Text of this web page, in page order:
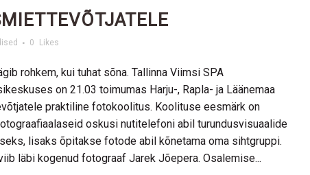
0 Likes
rohkem, kui tuhat sõna. Tallinna Viimsi SPA
on 21.03 toimumas Harju-, Rapla- ja Läänemaa
praktiline fotokoolitus. Koolituse eesmärk on
oskusi nutitelefoni abil turundusvisuaalide
lisaks õpitakse fotode abil kõnetama oma sihtgruppi.
läbi kogenud fotograaf Jarek Jõepera. Osalemise...